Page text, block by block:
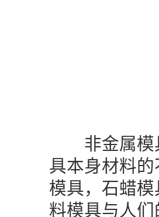
非金属模具
具本身材料
模具，石蜡
料模具与人